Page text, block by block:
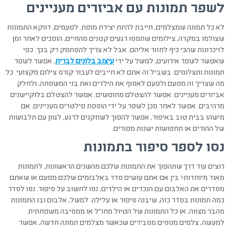
לשפר תמונות עם אביזרים מעניינים
לא כל תמונה שמצלמים, חייבת להיות יצירת מופת. לפעמים, דווקא התמונות
שצולמו במקרה, צילומים שתפסו רגעים קטנים מהחיים, הופכים לאחר זמן
לזיכרונות שהכי כיף לחזור אליהם. אבל לא צריך להסתפק רק בכך. כפי
שאפשר לשפר אירועים, למשל על ידיעיצוב בלונים לברית, אפשר לשפר
תמונות ותצלומים. בשביל זה אתם לא חייבים לעבור קורס צילום מקצועי. כל
מה שצריך זה מפעם ולפעם לאסוף את הילדים ואת בני המשפחה, ולחלק
אביזרים מעניינים. אפשר להצטלם מחופשים. אפשר להצטלם בלוקיישנים
מרהיבים. אפשר לאחר מכן לשפר על ידי הוספת פילטרים מעניינים. אם
מישהו בבית טוב באיפור, אפשר להפוך לשחקנים לרגע, לגוון עם תלבושות
של ההורים או תחפושות ישנות מפורים.
נסו לספר סיפור בתמונות
רוצים עוד דרך שתהפוך את התמונות שלכם מהשנים הראשונות, לתמונות
מאוד מיוחדות? בין אם אתם עושים סדר באלבומים שלכם מפעם או שאתם
מסדרים את האלבום עם הנכדים או הילדים, נסו לחשוב על סיפור. נסו לסדר
כמה תמונות בסדר כזה, שיבנה סיפור או עלילה. למשל, אלבום ובו התמונות
מהבר מצווה, או כל התמונות של הטיול מחו"ל או ממסיבה משפחתית.
למעשה, צלמים מנוסים מסבירים שכאשר מצלמים תמונה חדשה, אפשר